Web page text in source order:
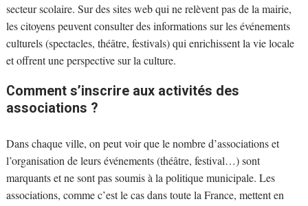
secteur scolaire. Sur des sites web qui ne relèvent pas de la mairie,
les citoyens peuvent consulter des informations sur les événements
culturels (spectacles, théâtre, festivals) qui enrichissent la vie locale
et offrent une perspective sur la culture.
Comment s’inscrire aux activités des
associations ?
Dans chaque ville, on peut voir que le nombre d’associations et
l’organisation de leurs événements (théâtre, festival…) sont
marquants et ne sont pas soumis à la politique municipale. Les
associations, comme c’est le cas dans toute la France, mettent en